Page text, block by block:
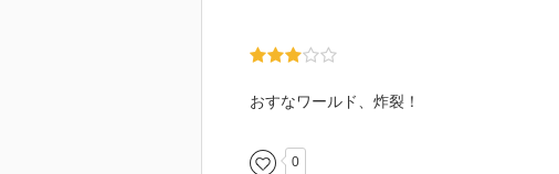
おすなワールド、炸裂！
0